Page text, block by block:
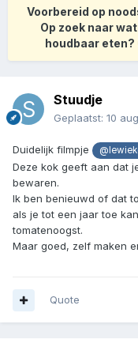
Voorbereid op
Op zoek naar
houdbaar eten?
Stuudje
Geplaatst: 10
Duidelijk filmpje
Deze kok geeft aan dat
bewaren.
Ik ben benieuwd of dat
als je tot een jaar toe
tomatenoogst.
Maar goed, zelf maken
Quote